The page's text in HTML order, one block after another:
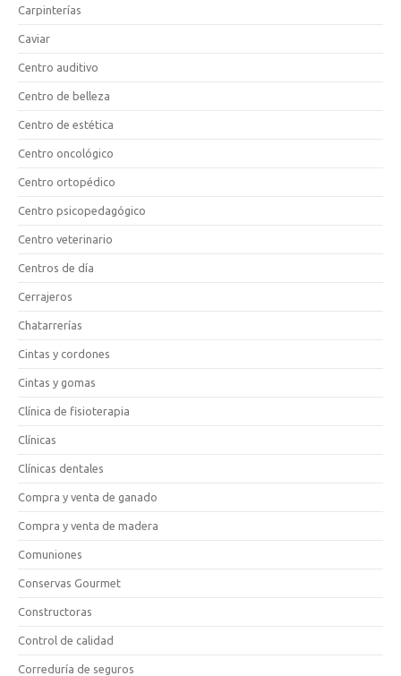
Carpinterías
Caviar
Centro auditivo
Centro de belleza
Centro de estética
Centro oncológico
Centro ortopédico
Centro psicopedagógico
Centro veterinario
Centros de día
Cerrajeros
Chatarrerías
Cintas y cordones
Cintas y gomas
Clínica de fisioterapia
Clínicas
Clínicas dentales
Compra y venta de ganado
Compra y venta de madera
Comuniones
Conservas Gourmet
Constructoras
Control de calidad
Correduría de seguros